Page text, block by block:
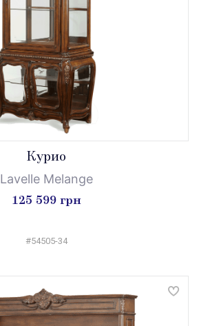
Курио
Lavelle Melange
125 599 грн
#54505-34